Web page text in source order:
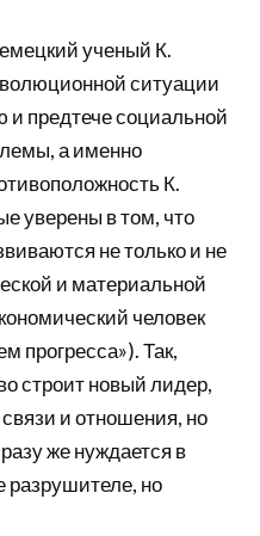
ученый К.
ситуации
и предтече социальной
а именно
К.
уверены в том, что
не только и не
и материальной
человек
прогресса»). Так,
строит новый лидер,
и отношения, но
же нуждается в
разрушителе, но